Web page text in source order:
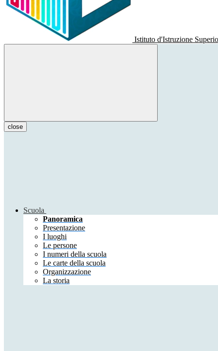
Istituto d'Istruzione
close
Scuola
Panoramica
Presentazione
I luoghi
Le persone
I numeri della scuola
Le carte della scuola
Organizzazione
La storia